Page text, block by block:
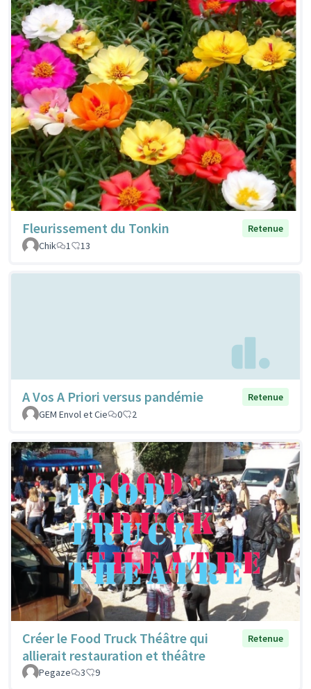
Fleurissement du Tonkin
Retenue
Chik
1 13
A Vos A Priori versus pandémie
Retenue
GEM Envol et Cie
0 2
Créer le Food Truck Théâtre qui
allierait restauration et théâtre
Retenue
Pegaze 3 9